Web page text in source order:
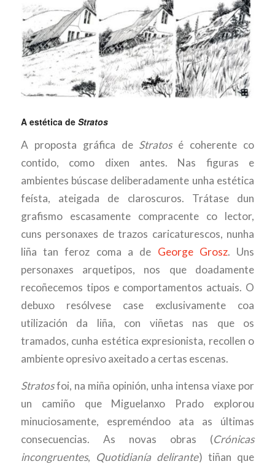
A estética de Stratos
A proposta gráfica de Stratosé coherente co
contido, como dixen antes. Nas figuras e
ambientes búscase deliberadamente unha estética
feísta, ateigada de claroscuros. Trátase dun
grafismo escasamente compracente co lector,
cuns personaxes de trazos caricaturescos, nunha
liña tan feroz coma a de George Grosz. Uns
personaxes arquetipos, nos que doadamente
recoñecemos tipos e comportamentos actuais. O
debuxo resólvese case exclusivamente coa
utilización da liña, con viñetas nas que os
tramados, cunha estética expresionista, recollen o
ambiente opresivo axeitado a certas escenas.
Stratosfoi, na miña opinión, unha intensa viaxe por
un camiño que Miguelanxo Prado explorou
minuciosamente, espreméndoo ata as últimas
consecuencias. As novas obras (Crónicas
incongruentes, Quotidianía delirante) tiñan que